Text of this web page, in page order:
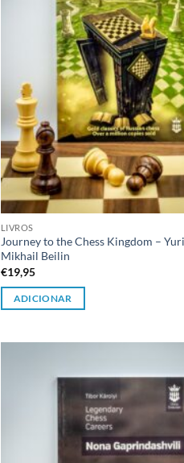
LIVROS
Journey to the Chess Kingdom –
Mikhail Beilin
€19,95
ADICIONAR